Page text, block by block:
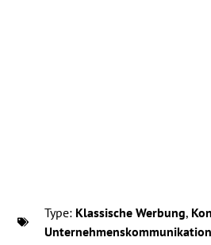
Type: Klassische Werbung,
Unternehmenskommunikation